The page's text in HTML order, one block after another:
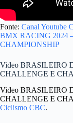
Fonte: Canal Youtube
BMX RACING 2024
CHAMPIONSHIP
Video BRASILEIRO
CHALLENGE E
Video BRASILEIRO
CHALLENGE E
Ciclismo CBC.